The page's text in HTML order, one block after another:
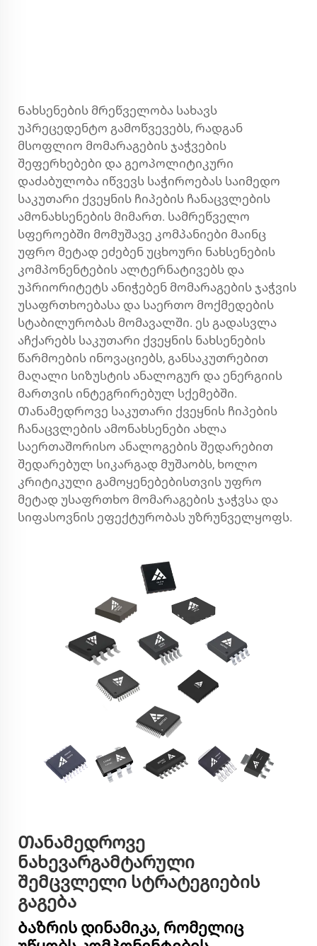
Ნახსენების მრეწველობა სახავს
უპრეცედენტო გამოწვევებს, რადგან
მსოფლიო მომარაგების ჯაჭვების
შეფერხებები და გეოპოლიტიკური
დაძაბულობა იწვევს საჭიროებას საიმედო
საკუთარი ქვეყნის ჩიპების ჩანაცვლების
ამონახსენების მიმართ. სამრეწველო
სფეროებში მომუშავე კომპანიები მაინც
უფრო მეტად ეძებენ უცხოური ნახსენების
კომპონენტების ალტერნატივებს და
უპრიორიტეტს ანიჭებენ მომარაგების ჯაჭვის
უსაფრთხოებასა და საერთო მოქმედების
სტაბილურობას მომავალში. ეს გადასვლა
აჩქარებს საკუთარი ქვეყნის ნახსენების
წარმოების ინოვაციებს, განსაკუთრებით
მაღალი სიზუსტის ანალოგურ და ენერგიის
მართვის ინტეგრირებულ სქემებში.
Თანამედროვე საკუთარი ქვეყნის ჩიპების
ჩანაცვლების ამონახსენები ახლა
საერთაშორისო ანალოგების შედარებით
შედარებულ სიკარგად მუშაობს, ხოლო
კრიტიკული გამოყენებებისთვის უფრო
მეტად უსაფრთხო მომარაგების ჯაჭვსა და
სიფასოვნის ეფექტურობას უზრუნველყოფს.
Თანამედროვე
ნახევარგამტარული
შემცვლელი სტრატეგიების
გაგება
Ბაზრის დინამიკა, რომელიც